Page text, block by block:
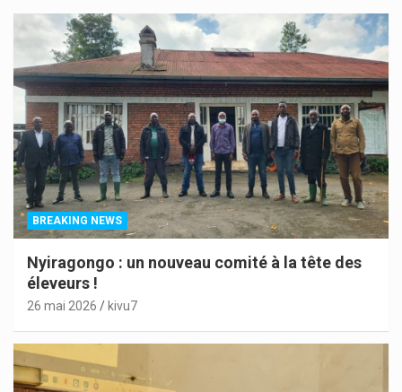
BREAKING NEWS
Nyiragongo : un nouveau comité à la tête des
éleveurs !
26 mai 2026 kivu7